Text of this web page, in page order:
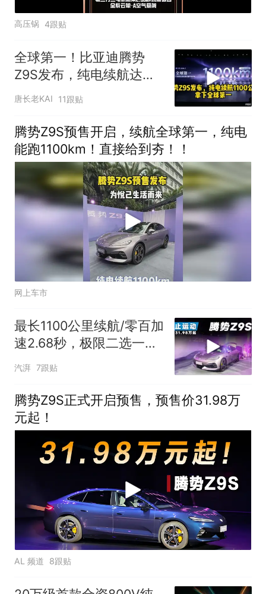
高压锅 4跟贴
全球第一！比亚迪腾势
Z9S发布，纯电续航达
1100公里！
唐长老KAI 11跟贴
腾势Z9S预售开启，续航全球第一，纯电
能跑1100km！直接给到夯！！
网上车市
最长1100公里续航/零百加
速2.68秒，极限二选一？
腾势Z9S预售31.98万起，
汽湃 7跟贴
腾势Z9S正式开启预售，预售价31.98万
元起！
AL 频道 8跟贴